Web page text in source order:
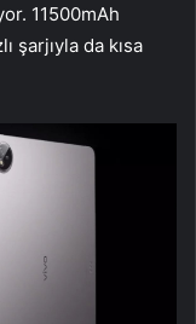
11500mAh
şarjıyla da kısa